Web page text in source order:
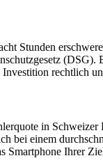
Stunden
(DSG).
rechtlich
in
bei einem
Smartphone Ihrer